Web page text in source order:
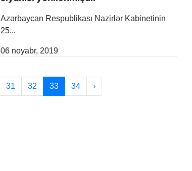
Azərbaycan Respublikası Nazirlər Kabinetinin
25...
Release Date
06 noyabr, 2019
31 32 33 34 ›